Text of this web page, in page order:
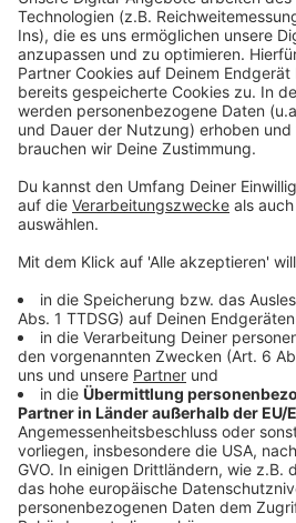
Weitere Infos und Links
Anzeige
Hier informiert der NRWL
Wahlraumfinder: So findest du
Eure Stimme zählt -
Spitzenpolitikern eure Frage
Bundestagswahl 2025:
Parteien wollen
Anzeige